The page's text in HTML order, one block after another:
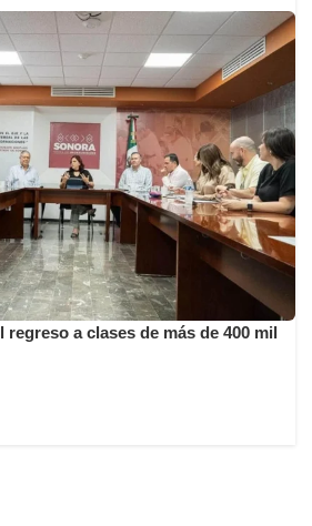
regreso a clases de más de 400 mil